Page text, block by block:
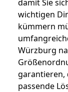
damit Sie
wichtigen
kümmern
Würzburg
garantieren,
passende